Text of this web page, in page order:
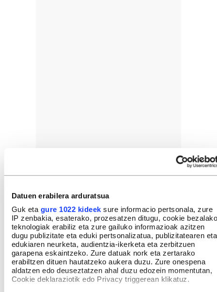
Datuen erabilera arduratsua
Guk eta gure 1022 kideek sure informacio pertsonala, zure
IP zenbakia, esaterako, prozesatzen ditugu, cookie bezalako
teknologiak erabiliz eta zure gailuko informazioak azitzen
dugu publizitate eta eduki pertsonalizatua, publizitatearen eta
edukiaren neurketa, audientzia-ikerketa eta zerbitzuen
garapena eskaintzeko. Zure datuak nork eta zertarako
erabiltzen dituen hautatzeko aukera duzu. Zure onespena
aldatzen edo deuseztatzen ahal duzu edozein momentutan,
Cookie deklaraziotik edo Privacy triggerean klikatuz.